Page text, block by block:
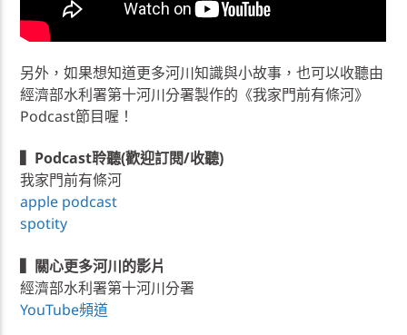
另外，如果想知道更多河川知識與小故事，也可以收聽由
經濟部水利署第十河川分署製作的《我家門前有條河》
Podcast節目喔！
▍Podcast聆聽(歡迎訂閱/收聽)
我家門前有條河
apple podcast
spotity
▍關心更多河川的影片
經濟部水利署第十河川分署
YouTube頻道